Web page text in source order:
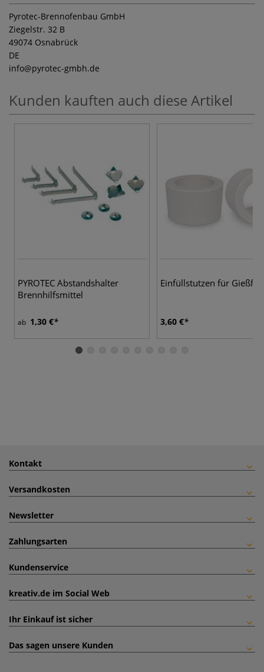
Pyrotec-Brennofenbau GmbH
Ziegelstr. 32 B
49074 Osnabrück
DE
info@pyrotec-gmbh.de
Kunden kauften auch diese Artikel
PYROTEC Abstandshalter
Brennhilfsmittel
ab 1,30 €
Einfüllstutzen für
3,60 €
Kontakt
Versandkosten
Newsletter
Zahlungsarten
Kundenservice
kreativ.de im Social Web
Ihr Einkauf ist sicher
Das sagen unsere Kunden